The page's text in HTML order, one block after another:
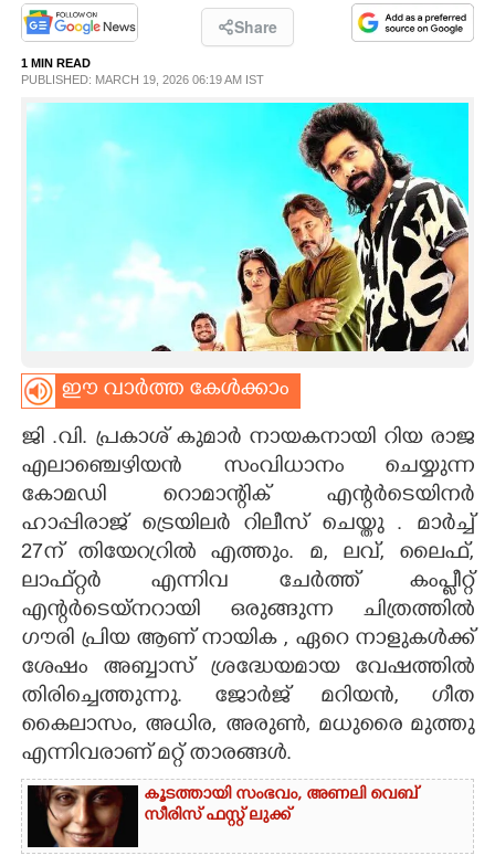
PHOTOS
LIFESTYLE
CARTOONS
LITERATURE
CONTACT US
Share
1 MIN READ
PUBLISHED: MARCH 19, 2026 06:19 AM IST
ഈ വാർത്ത കേൾക്കാം
ജി .വി. പ്രകാശ് കുമാർ നായകനായി റിയ രാജ
എലാഞ്ചെഴിയൻ സംവിധാനം ചെയ്യുന്ന
കോമഡി റൊമാന്റിക് എന്റർടെയിനർ
ഹാപ്പിരാജ് ട്രെയിലർ റിലീസ് ചെയ്തു . മാർച്ച്
27ന് തിയേറ്രറിൽ എത്തും. മ, ലവ്, ലൈഫ്,
ലാഫ്റ്റർ എന്നിവ ചേർത്ത് കംപ്ലീറ്റ്
എന്റർടെയ്നറായി ഒരുങ്ങുന്ന ചിത്രത്തിൽ
ഗൗരി പ്രിയ ആണ് നായിക , ഏറെ നാളുകൾക്ക്
ശേഷം അബ്ബാസ് ശ്രദ്ധേയമായ വേഷത്തിൽ
തിരിച്ചെത്തുന്നു. ജോർജ് മറിയൻ, ഗീത
കൈലാസം, അധിര, അരുൺ, മധുരൈ മുത്തു
എന്നിവരാണ് മറ്റ് താരങ്ങൾ.
കൂടത്തായി സംഭവം, അണലി വെബ്
സീരിസ് ഫസ്റ്റ് ലുക്ക്